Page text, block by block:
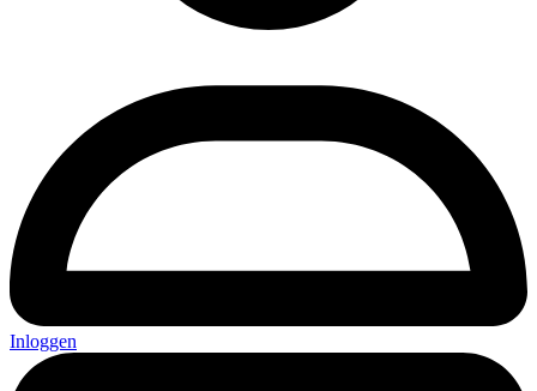
Inloggen